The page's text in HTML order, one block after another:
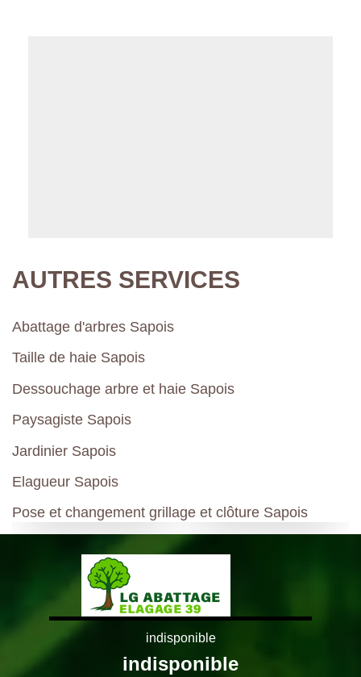
AUTRES SERVICES
Abattage d'arbres Sapois
Taille de haie Sapois
Dessouchage arbre et haie Sapois
Paysagiste Sapois
Jardinier Sapois
Elagueur Sapois
Pose et changement grillage et clôture Sapois
indisponible
indisponible